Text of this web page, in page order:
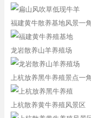
福建黄牛散养基地风景一角
龙岩散养山羊养殖场
上杭放养黑牛养殖景点一角
上杭散养黄牛养殖风景区